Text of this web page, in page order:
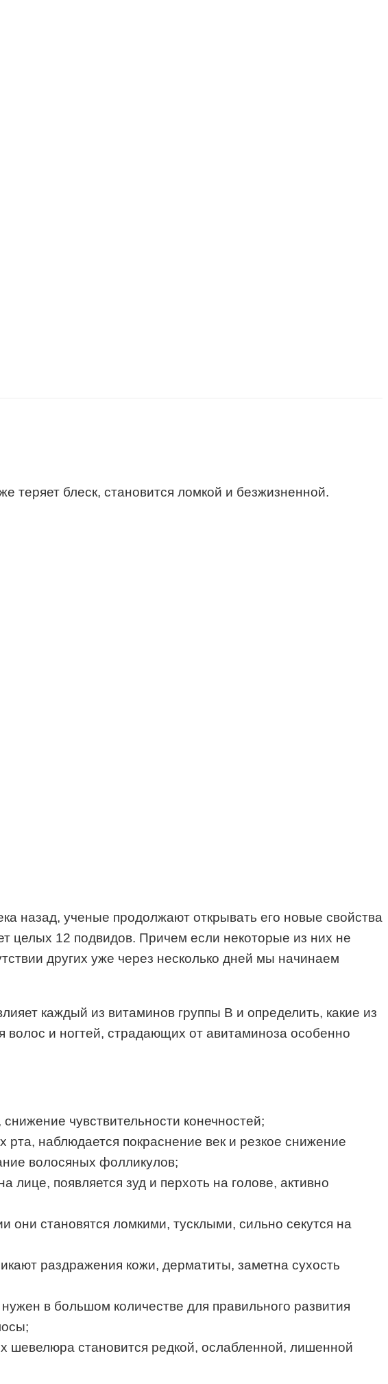
теряет блеск, становится ломкой и безжизненной.
назад, ученые продолжают открывать его новые свойства
целых 12 подвидов. Причем если некоторые из них не
других уже через несколько дней мы начинаем
каждый из витаминов группы В и определить, какие из
и ногтей, страдающих от авитаминоза особенно
чувствительности конечностей;
наблюдается покраснение век и резкое снижение
волосяных фолликулов;
появляется зуд и перхоть на голове, активно
они становятся ломкими, тусклыми, сильно секутся на
раздражения кожи, дерматиты, заметна сухость
в большом количестве для правильного развития
шевелюра становится редкой, ослабленной, лишенной